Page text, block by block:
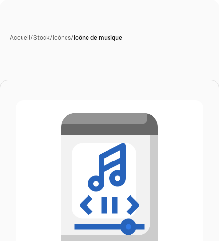
Accueil/Stock/Icônes/Icône de musique